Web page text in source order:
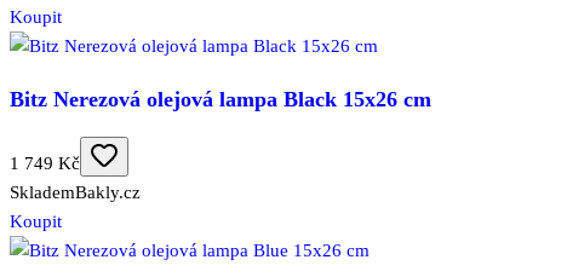
Koupit
Bitz Nerezová olejová lampa Black 15x26 cm
1 749 Kč
SklademBakly.cz
Koupit